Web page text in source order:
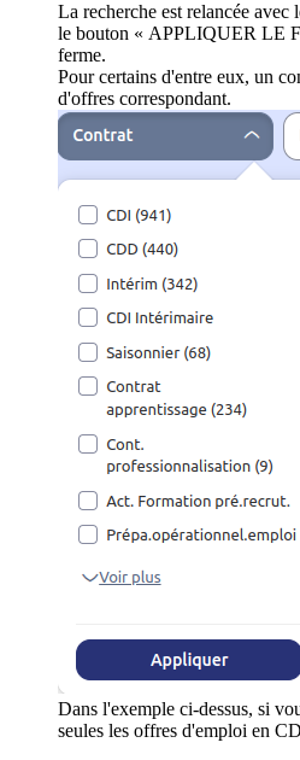
La recherche est relancée
le bouton « APPLIQUER LE
ferme.
Pour certains d'entre eux, un
d'offres correspondant.
Dans l'exemple ci-dessus, si
seules les offres d'emploi en